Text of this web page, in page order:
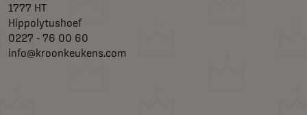
1777 HT
Hippolytushoef
0227 - 76 00 60
info@kroonkeukens.com